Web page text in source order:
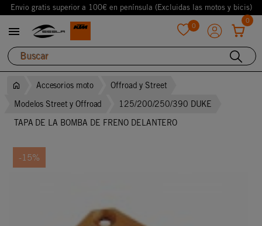
Envio gratis superior a 100€ en península (Excluidas las motos y bicis)
 0
0
Accesorios moto
Offroad y Street
Modelos Street y Offroad
125/200/250/390 DUKE
TAPA DE LA BOMBA DE FRENO DELANTERO
-15%